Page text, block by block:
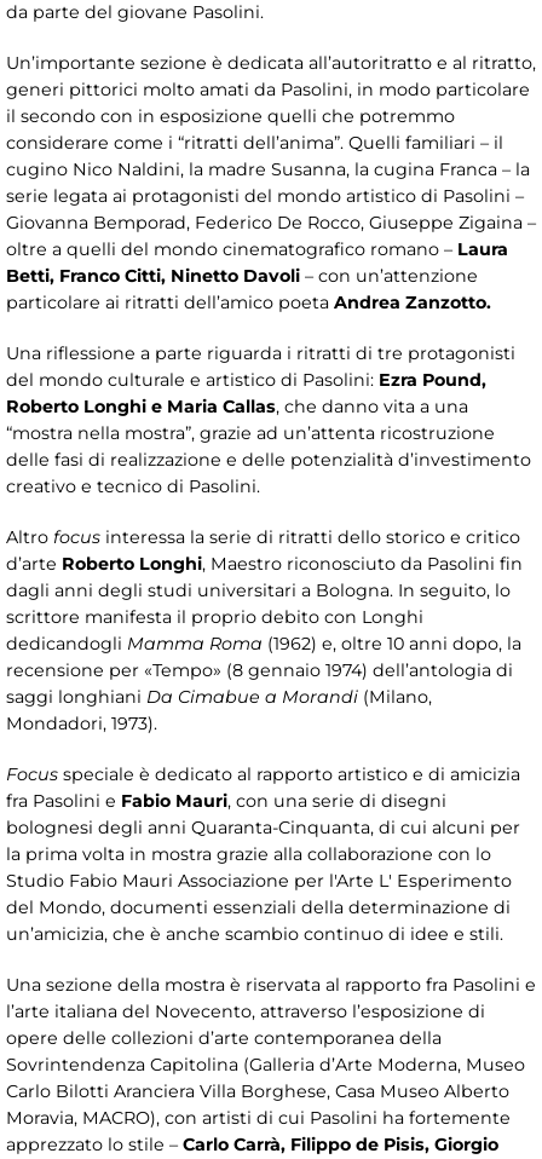
da parte del giovane Pasolini.
Un’importante sezione è dedicata all’autoritratto e al ritratto,
generi pittorici molto amati da Pasolini, in modo particolare
il secondo con in esposizione quelli che potremmo
considerare come i “ritratti dell’anima”. Quelli familiari – il
cugino Nico Naldini, la madre Susanna, la cugina Franca – la
serie legata ai protagonisti del mondo artistico di Pasolini –
Giovanna Bemporad, Federico De Rocco, Giuseppe Zigaina –
oltre a quelli del mondo cinematografico romano – Laura
Betti, Franco Citti, Ninetto Davoli – con un’attenzione
particolare ai ritratti dell’amico poeta Andrea Zanzotto.
Una riflessione a parte riguarda i ritratti di tre protagonisti
del mondo culturale e artistico di Pasolini: Ezra Pound,
Roberto Longhi e Maria Callas, che danno vita a una
“mostra nella mostra”, grazie ad un’attenta ricostruzione
delle fasi di realizzazione e delle potenzialità d’investimento
creativo e tecnico di Pasolini.
Altro focus interessa la serie di ritratti dello storico e critico
d’arte Roberto Longhi, Maestro riconosciuto da Pasolini fin
dagli anni degli studi universitari a Bologna. In seguito, lo
scrittore manifesta il proprio debito con Longhi
dedicandogli Mamma Roma (1962) e, oltre 10 anni dopo, la
recensione per «Tempo» (8 gennaio 1974) dell’antologia di
saggi longhiani Da Cimabue a Morandi (Milano,
Mondadori, 1973).
Focus speciale è dedicato al rapporto artistico e di amicizia
fra Pasolini e Fabio Mauri, con una serie di disegni
bolognesi degli anni Quaranta-Cinquanta, di cui alcuni per
la prima volta in mostra grazie alla collaborazione con lo
Studio Fabio Mauri Associazione per l'Arte L' Esperimento
del Mondo, documenti essenziali della determinazione di
un’amicizia, che è anche scambio continuo di idee e stili.
Una sezione della mostra è riservata al rapporto fra Pasolini e
l’arte italiana del Novecento, attraverso l’esposizione di
opere delle collezioni d’arte contemporanea della
Sovrintendenza Capitolina (Galleria d’Arte Moderna, Museo
Carlo Bilotti Aranciera Villa Borghese, Casa Museo Alberto
Moravia, MACRO), con artisti di cui Pasolini ha fortemente
apprezzato lo stile – Carlo Carrà, Filippo de Pisis, Giorgio